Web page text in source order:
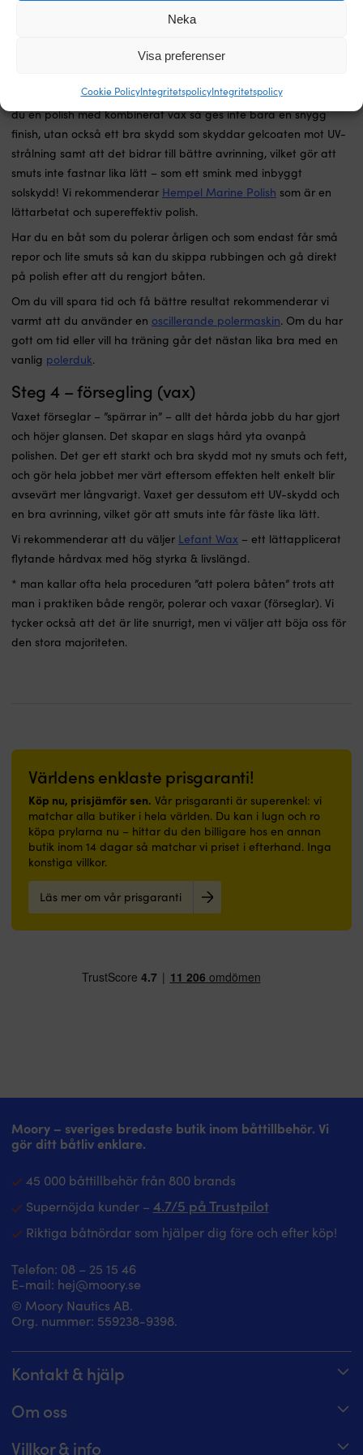
Neka
Visa preferenser
Cookie PolicyIntegritetspolicyIntegritetspolicy
Nu börjar det roliga, tillfredsställande och superviktiga arbetet!
samtidigt som den även tar bort mindre repor och smuts. Väljer
du en polish med kombinerat vax så ges inte bara en snygg
finish, utan också ett bra skydd som skyddar gelcoaten mot UV-
strålning samt att det bidrar till bättre avrinning, vilket gör att
smuts inte fastnar lika lätt – som ett smink med inbyggt
solskydd! Vi rekommenderar Hempel Marine Polish som är en
lättarbetat och supereffektiv polish.
Har du en båt som du polerar årligen och som endast får små
repor och lite smuts så kan du skippa rubbingen och gå direkt
på polish efter att du rengjort båten.
Om du vill spara tid och få bättre resultat rekommenderar vi
varmt att du använder en oscillerande polermaskin. Om du har
gott om tid eller vill ha träning går det nästan lika bra med en
vanlig polerduk.
Steg 4 – försegling (vax)
Vaxet förseglar – ”spärrar in” – allt det hårda jobb du har gjort
och höjer glansen. Det skapar en slags hård yta ovanpå
polishen. Det ger ett starkt och bra skydd mot ny smuts och fett,
och gör hela jobbet mer värt eftersom effekten helt enkelt blir
avsevärt mer långvarigt. Vaxet ger dessutom ett UV-skydd och
en bra avrinning, vilket gör att smuts inte får fäste lika lätt.
Vi rekommenderar att du väljer Lefant Wax – ett lättapplicerat
flytande hårdvax med hög styrka & livslängd.
* man kallar ofta hela proceduren ”att polera båten” trots att
man i praktiken både rengör, polerar och vaxar (förseglar). Vi
tycker också att det är lite snurrigt, men vi väljer att böja oss för
den stora majoriteten.
Världens enklaste prisgaranti!
Köp nu, prisjämför sen. Vår prisgaranti är superenkel: vi
matchar alla butiker i hela världen. Du kan i lugn och ro
köpa prylarna nu – hittar du den billigare hos en annan
butik inom 14 dagar så matchar vi priset i efterhand. Inga
konstiga villkor.
Läs mer om vår prisgaranti
Moory – sveriges bredaste butik inom båttillbehör. Vi
gör ditt båtliv enklare.
45 000 båttillbehör från 800 brands
Supernöjda kunder – 4.7/5 på Trustpilot
Riktiga båtnördar som hjälper dig före och efter köp!
Telefon: 08 – 25 15 46
E-mail: hej@moory.se
© Moory Nautics AB.
Org. nummer: 5‍59238-9398.
Kontakt & hjälp
Om oss
Villkor & info